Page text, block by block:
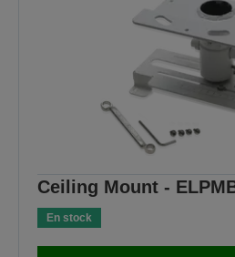
Ceiling Mount -
En stock